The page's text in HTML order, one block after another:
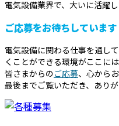
電気設備業界で、大いに活躍
ご応募をお待ちしています
電気設備に関わる仕事を通し
くことができる環境がここには
皆さまからのご応募、心から
最後までご覧いただき、ありが